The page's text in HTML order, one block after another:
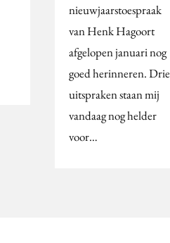
nieuwjaarstoespraak
van Henk Hagoort
afgelopen januari nog
goed herinneren. Drie
uitspraken staan mij
vandaag nog helder
voor…